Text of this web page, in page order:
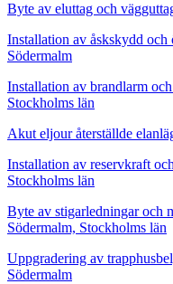
Byte av eluttag och
Installation av åskskydd och
Södermalm
Installation av brandlarm
Stockholms län
Akut eljour återställde
Installation av reservkraft
Stockholms län
Byte av stigarledningar och
Södermalm, Stockholms län
Uppgradering av
Södermalm